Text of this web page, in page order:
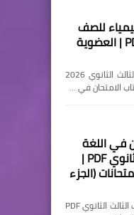
للصف
الثالث الثانوي 2026 PDF | العضوية
📘 تحميل كتاب الامتحان في الكيمياء للصف الثالث الثانوي 2026
في اللغة
العربية للصف الثالث الثانوي PDF |
(الجزء
📘 تحميل كتاب الامتحان في اللغة العربية للصف الثالث الثانوي PDF